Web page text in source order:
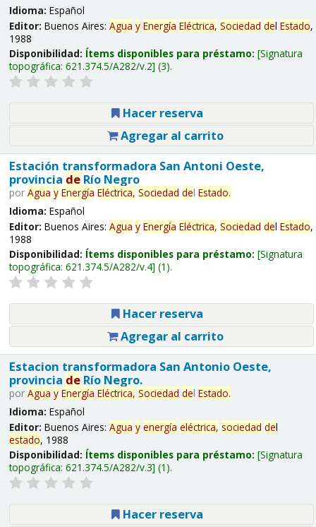
Idioma: Español
Editor: Buenos Aires: Agua y Energía Eléctrica, Sociedad del Estado,
1988
Disponibilidad: Ítems disponibles para préstamo: Signatura
topográfica: 621.374.5/A282/v.2 (3).
Hacer reserva
Agregar al carrito
Estación transformadora San Antoni Oeste,
provincia deRío Negro
por Agua y Energía Eléctrica, Sociedad del Estado.
Idioma: Español
Editor: Buenos Aires: Agua y Energía Eléctrica, Sociedad del Estado,
1988
Disponibilidad: Ítems disponibles para préstamo: Signatura
topográfica: 621.374.5/A282/v.4 (1).
Hacer reserva
Agregar al carrito
Estacion transformadora San Antonio Oeste,
provincia deRío Negro.
por Agua y Energía Eléctrica, Sociedad del Estado.
Idioma: Español
Editor: Buenos Aires: Agua y energía eléctrica, sociedad del
estado, 1988
Disponibilidad: Ítems disponibles para préstamo: Signatura
topográfica: 621.374.5/A282/v.3 (1).
Hacer reserva